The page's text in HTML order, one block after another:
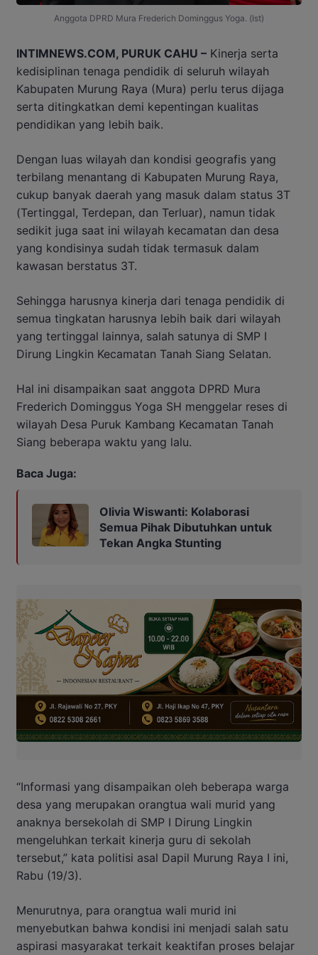
Anggota DPRD Mura Frederich Dominggus Yoga. (Ist)
INTIMNEWS.COM, PURUK CAHU – Kinerja serta
kedisiplinan tenaga pendidik di seluruh wilayah
Kabupaten Murung Raya (Mura) perlu terus dijaga
serta ditingkatkan demi kepentingan kualitas
pendidikan yang lebih baik.
Dengan luas wilayah dan kondisi geografis yang
terbilang menantang di Kabupaten Murung Raya,
cukup banyak daerah yang masuk dalam status 3T
(Tertinggal, Terdepan, dan Terluar), namun tidak
sedikit juga saat ini wilayah kecamatan dan desa
yang kondisinya sudah tidak termasuk dalam
kawasan berstatus 3T.
Sehingga harusnya kinerja dari tenaga pendidik di
semua tingkatan harusnya lebih baik dari wilayah
yang tertinggal lainnya, salah satunya di SMP I
Dirung Lingkin Kecamatan Tanah Siang Selatan.
Hal ini disampaikan saat anggota DPRD Mura
Frederich Dominggus Yoga SH menggelar reses di
wilayah Desa Puruk Kambang Kecamatan Tanah
Siang beberapa waktu yang lalu.
Baca Juga:
Olivia Wiswanti: Kolaborasi
Semua Pihak Dibutuhkan untuk
Tekan Angka Stunting
“Informasi yang disampaikan oleh beberapa warga
desa yang merupakan orangtua wali murid yang
anaknya bersekolah di SMP I Dirung Lingkin
mengeluhkan terkait kinerja guru di sekolah
tersebut,” kata politisi asal Dapil Murung Raya I ini,
Rabu (19/3).
Menurutnya, para orangtua wali murid ini
menyebutkan bahwa kondisi ini menjadi salah satu
aspirasi masyarakat terkait keaktifan proses belajar